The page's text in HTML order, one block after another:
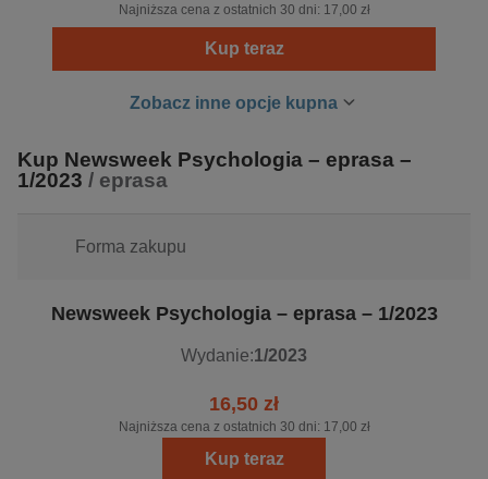
Najniższa cena z ostatnich 30 dni: 17,00 zł
Kup teraz
Zobacz inne opcje kupna
Kup Newsweek Psychologia – eprasa –
1/2023 / eprasa
Forma zakupu
Newsweek Psychologia – eprasa – 1/2023
Wydanie:1/2023
16,50 zł
Najniższa cena z ostatnich 30 dni: 17,00 zł
Kup teraz